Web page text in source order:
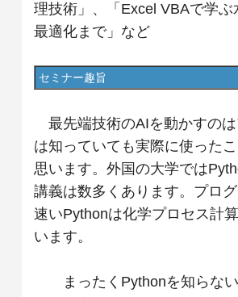
理技術」、「Excel VBAで学
最適化まで」など
セミナー趣旨
最先端技術のAIを動かすの
は知っていても実際に使った
思います。外国の大学では
講義は数多くあります。プロ
速いPythonは化学プロセス計
います。
まったくPythonを知らない